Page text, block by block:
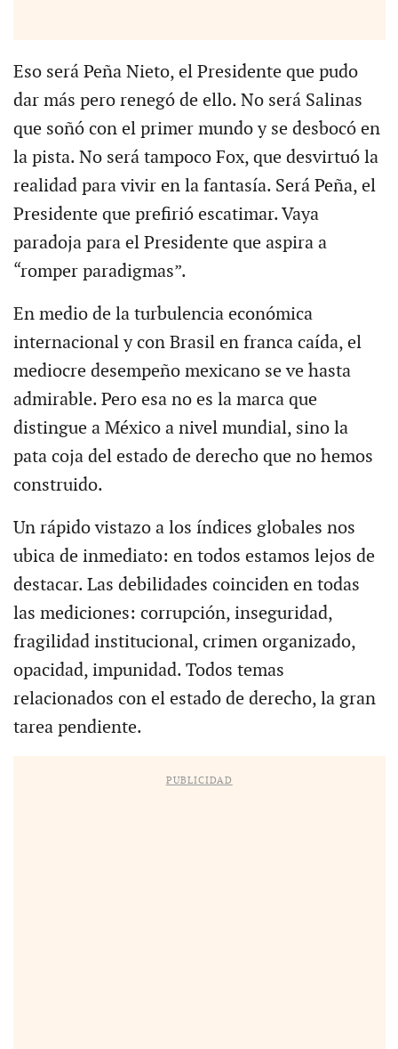
Eso será Peña Nieto, el Presidente que pudo
dar más pero renegó de ello. No será Salinas
que soñó con el primer mundo y se desbocó en
la pista. No será tampoco Fox, que desvirtuó la
realidad para vivir en la fantasía. Será Peña, el
Presidente que prefirió escatimar. Vaya
paradoja para el Presidente que aspira a
“romper paradigmas”.
En medio de la turbulencia económica
internacional y con Brasil en franca caída, el
mediocre desempeño mexicano se ve hasta
admirable. Pero esa no es la marca que
distingue a México a nivel mundial, sino la
pata coja del estado de derecho que no hemos
construido.
Un rápido vistazo a los índices globales nos
ubica de inmediato: en todos estamos lejos de
destacar. Las debilidades coinciden en todas
las mediciones: corrupción, inseguridad,
fragilidad institucional, crimen organizado,
opacidad, impunidad. Todos temas
relacionados con el estado de derecho, la gran
tarea pendiente.
PUBLICIDAD